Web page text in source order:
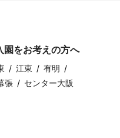
園をお考えの方へ
江東
有明
張 センター大阪